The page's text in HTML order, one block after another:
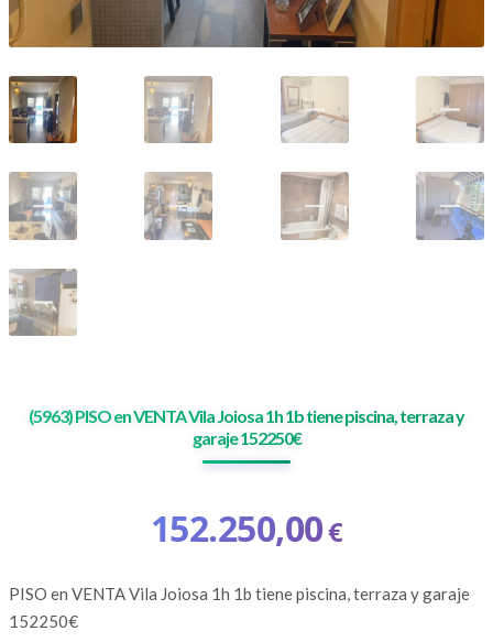
(5963) PISO en VENTA Vila Joiosa 1h 1b tiene piscina, terraza y
garaje 152250€
152.250,00€
PISO en VENTA Vila Joiosa 1h 1b tiene piscina, terraza y garaje
152250€